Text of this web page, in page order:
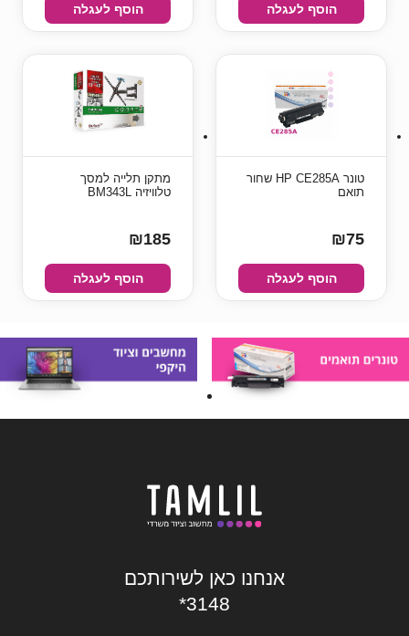
הוסף לעגלה הוסף לעגלה
טונר HP CE285A שחור
תואם
₪75
הוסף לעגלה
מתקן תלייה למסך
טלוויזיה BM343L
₪185
הוסף לעגלה
אנחנו כאן לשירותכם
*3148